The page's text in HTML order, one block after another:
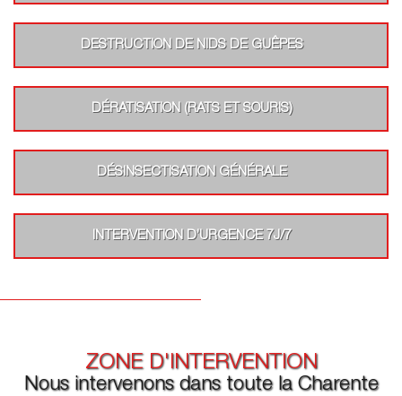
DESTRUCTION DE NIDS DE GUÊPES
DÉRATISATION (RATS ET SOURIS)
DÉSINSECTISATION GÉNÉRALE
INTERVENTION D’URGENCE 7J/7
ZONE D'INTERVENTION
Nous intervenons dans toute la Charente